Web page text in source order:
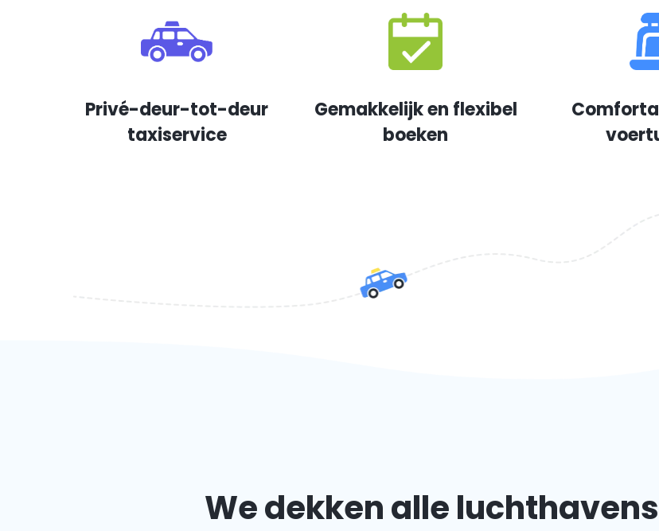
Privé-deur-tot-deur
taxiservice
Gemakkelijk en flexibel
boeken
We dekken alle